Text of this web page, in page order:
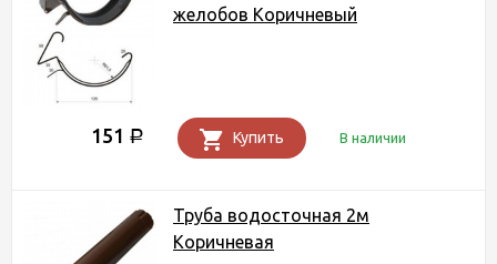
желобов Коричневый
151 Р Купить В наличии
Труба водосточная 2м
Коричневая